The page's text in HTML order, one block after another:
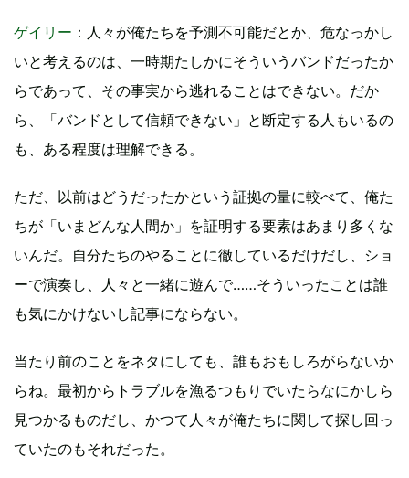
ゲイリー ：人々が俺たちを予測不可能だとか、危なっかし
いと考えるのは、一時期たしかにそういうバンドだったか
らであって、その事実から逃れることはできない。だか
ら、「バンドとして信頼できない」と断定する人もいるの
も、ある程度は理解できる。
ただ、以前はどうだったかという証拠の量に較べて、俺た
ちが「いまどんな人間か」を証明する要素はあまり多くな
いんだ。自分たちのやることに徹しているだけだし、ショ
ーで演奏し、人々と一緒に遊んで……そういったことは誰
も気にかけないし記事にならない。
当たり前のことをネタにしても、誰もおもしろがらないか
らね。最初からトラブルを漁るつもりでいたらなにかしら
見つかるものだし、かつて人々が俺たちに関して探し回っ
ていたのもそれだった。